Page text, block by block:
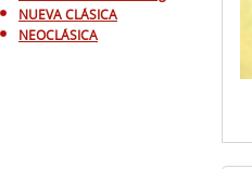
NUEVA CLÁSICA
NEOCLÁSICA